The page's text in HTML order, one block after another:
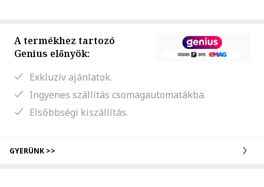
A termékhez tartozó
Genius előnyök:
Exkluzív ajánlatok.
Ingyenes szállítás csomagautomatákba.
Elsőbbségi kiszállítás.
GYERÜNK >>